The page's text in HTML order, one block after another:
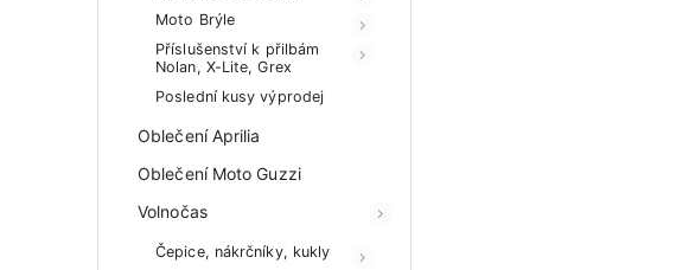
Moto Brýle
Příslušenství k přilbám
Nolan, X-Lite, Grex
Poslední kusy výprodej
Oblečení Aprilia
Oblečení Moto Guzzi
Volnočas
Čepice, nákrčníky, kukly